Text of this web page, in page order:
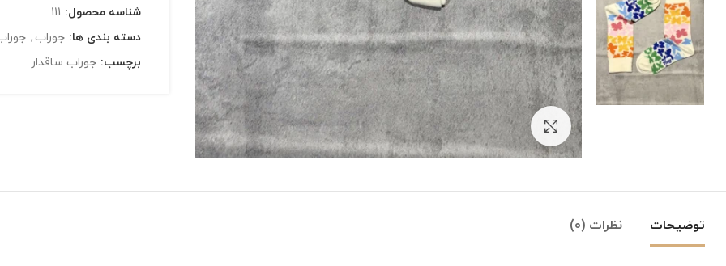
بزرگنمایی تصویر
شناسه محصول: 111
دسته بندی ها: جوراب ,
برچسب: جوراب ساقدار
توضیحات نظرات (0)